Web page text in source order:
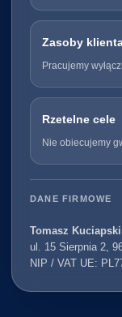
Zasoby
Pracujemy
Rzetelne cele
Nie obiecujemy
DANE FIRMOWE
Tomasz Kuciapski
ul. 15 Sierpnia 2,
NIP / VAT UE: